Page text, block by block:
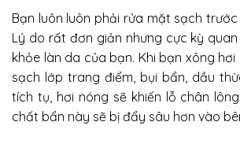
Bạn luôn luôn phải rửa mặt sạch
Lý do rất đơn giản nhưng cực kỳ
khỏe làn da của bạn. Khi bạn xông
sạch lớp trang điểm, bụi bẩn, dầu
tích tụ, hơi nóng sẽ khiến lỗ chân
chất bẩn này sẽ bị đẩy sâu hơn vào